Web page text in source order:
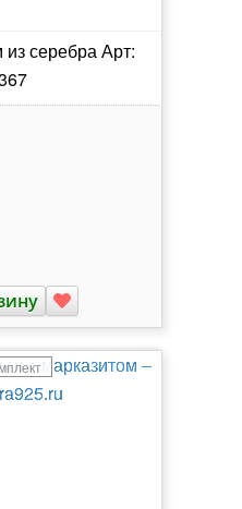
серебра Арт: